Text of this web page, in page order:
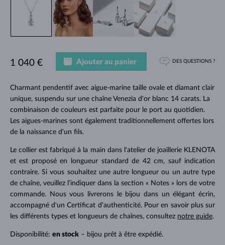
Charmant pendentif avec aigue-marine taille ovale et diamant clair
unique, suspendu sur une chaîne Venezia d'or blanc 14 carats. La
combinaison de couleurs est parfaite pour le port au quotidien.
Les aigues-marines sont également traditionnellement offertes lors
de la naissance d'un fils.
Le collier est fabriqué à la main dans l'atelier de joaillerie KLENOTA
et est proposé en longueur standard de 42 cm, sauf indication
contraire. Si vous souhaitez une autre longueur ou un autre type
de chaîne, veuillez l'indiquer dans la section « Notes » lors de votre
commande. Nous vous livrerons le bijou dans un élégant écrin,
accompagné d'un Certificat d'authenticité. Pour en savoir plus sur
les différents types et longueurs de chaînes, consultez notre guide.
Disponibilité: en stock– bijou prêt à être expédié.
1 040 € Ajouter au panier DES QUESTIONS ?